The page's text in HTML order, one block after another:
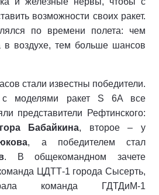
возможности своих ракет.
по времени полета: чем
в воздухе, тем больше шансов
стали известны победители.
с моделями ракет S 6A все
представители Рефтинского:
Бабайкина, второе – у
, а победителем стал
. В общекомандном зачете
ЦДТТ-1 города Сысерть,
команда ГДТДиМ-1